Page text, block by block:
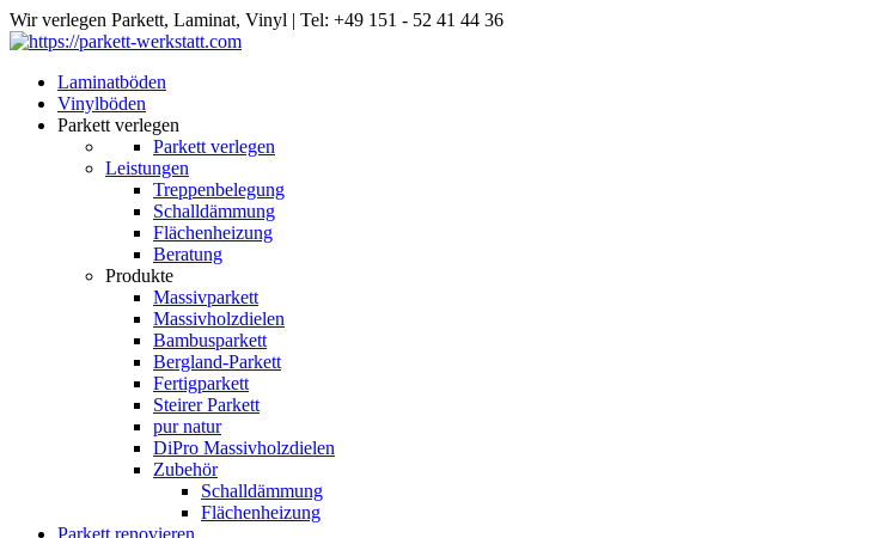
Wir verlegen Parkett, Laminat, Vinyl | Tel: +49 151 - 52 41 44 36
Laminatböden
Vinylböden
Parkett verlegen
Parkett verlegen
Leistungen
Treppenbelegung
Schalldämmung
Flächenheizung
Beratung
Produkte
Massivparkett
Massivholzdielen
Bambusparkett
Bergland-Parkett
Fertigparkett
Steirer Parkett
pur natur
DiPro Massivholzdielen
Zubehör
Schalldämmung
Flächenheizung
Parkett renovieren